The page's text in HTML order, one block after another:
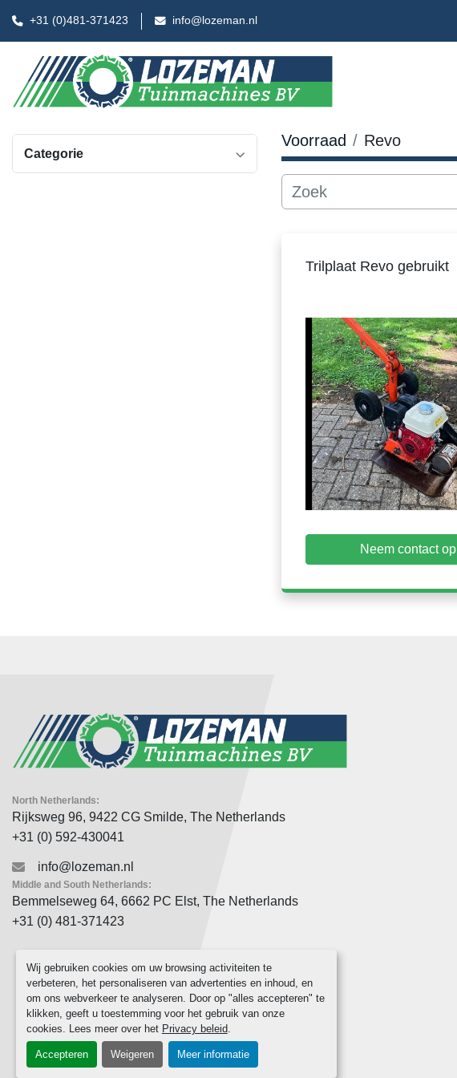
Wij gebruiken cookies om uw browsing activiteiten te
verbeteren, het personaliseren van advertenties en inhoud, en
om ons webverkeer te analyseren. Door op "alles accepteren" te
klikken, geeft u toestemming voor het gebruik van onze
cookies. Lees meer over het Privacy beleid
Accepteren Weigeren Meer informatie
+31 (0)481-371423 info@lozeman.nl
Categorie
Voorraad Revo
Trilplaat Revo gebruikt
Neem contact op
North Netherlands:
Rijksweg 96, 9422 CG Smilde, The Netherlands
+31 (0) 592-430041
Middle and South Netherlands:
Bemmelseweg 64, 6662 PC Elst, The Netherlands
+31 (0) 481-371423
info@lozeman.nl